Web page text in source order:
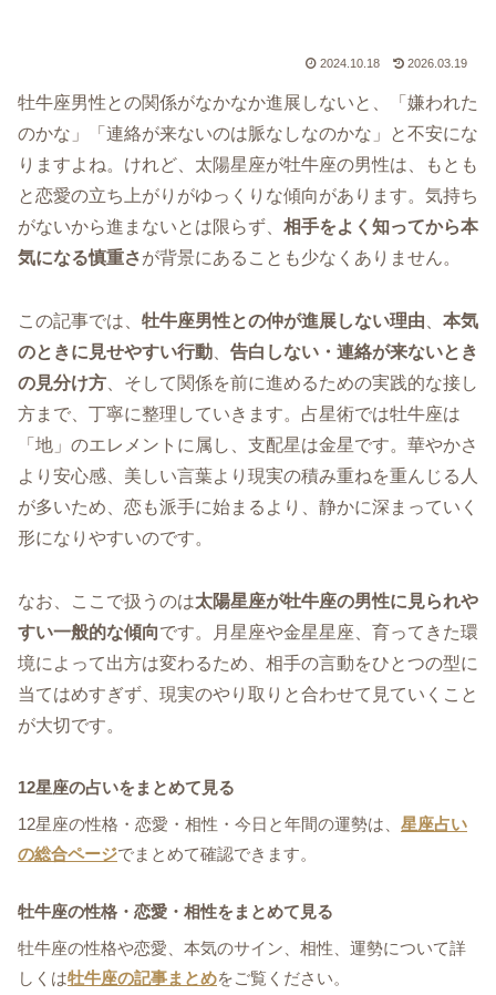
2024.10.18 2026.03.19
牡牛座男性との関係がなかなか進展しないと、「嫌われた
のかな」「連絡が来ないのは脈なしなのかな」と不安にな
りますよね。けれど、太陽星座が牡牛座の男性は、もとも
と恋愛の立ち上がりがゆっくりな傾向があります。気持ち
がないから進まないとは限らず、 相手をよく知ってから本
気になる慎重さが背景にあることも少なくありません。
この記事では、 牡牛座男性との仲が進展しない理由
本気
のときに見せやすい行動
告白しない・連絡が来ないとき
の見分け方 、そして関係を前に進めるための実践的な接し
方まで、丁寧に整理していきます。占星術では牡牛座は
「地」のエレメントに属し、支配星は金星です。華やかさ
より安心感、美しい言葉より現実の積み重ねを重んじる人
が多いため、恋も派手に始まるより、静かに深まっていく
形になりやすいのです。
なお、ここで扱うのは太陽星座が牡牛座の男性に見られや
すい一般的な傾向です。月星座や金星星座、育ってきた環
境によって出方は変わるため、相手の言動をひとつの型に
当てはめすぎず、現実のやり取りと合わせて見ていくこと
が大切です。
12星座の占いをまとめて見る
12星座の性格・恋愛・相性・今日と年間の運勢は、 星座占い
の総合ページでまとめて確認できます。
牡牛座の性格・恋愛・相性をまとめて見る
牡牛座の性格や恋愛、本気のサイン、相性、運勢について詳
しくは牡牛座の記事まとめをご覧ください。